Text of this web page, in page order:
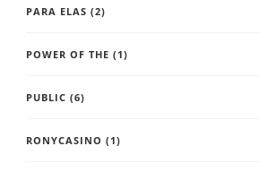
PARA ELAS (2)
POWER OF THE (1)
PUBLIC (6)
RONYCASINO (1)